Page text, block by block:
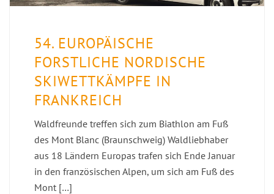
54. EUROPÄISCHE
FORSTLICHE NORDISCHE
SKIWETTKÄMPFE IN
FRANKREICH
Waldfreunde treffen sich zum Biathlon am Fuß
des Mont Blanc (Braunschweig) Waldliebhaber
aus 18 Ländern Europas trafen sich Ende Januar
in den französischen Alpen, um sich am Fuß des
Mont […]